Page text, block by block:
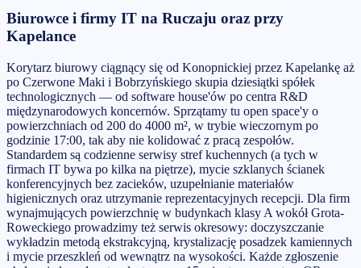
Biurowce i firmy IT na Ruczaju oraz przy
Kapelance
Korytarz biurowy ciągnący się od Konopnickiej przez Kapelankę aż
po Czerwone Maki i Bobrzyńskiego skupia dziesiątki spółek
technologicznych — od software house'ów po centra R&D
międzynarodowych koncernów. Sprzątamy tu open space'y o
powierzchniach od 200 do 4000 m², w trybie wieczornym po
godzinie 17:00, tak aby nie kolidować z pracą zespołów.
Standardem są codzienne serwisy stref kuchennych (a tych w
firmach IT bywa po kilka na piętrze), mycie szklanych ścianek
konferencyjnych bez zacieków, uzupełnianie materiałów
higienicznych oraz utrzymanie reprezentacyjnych recepcji. Dla firm
wynajmujących powierzchnię w budynkach klasy A wokół Grota-
Roweckiego prowadzimy też serwis okresowy: doczyszczanie
wykładzin metodą ekstrakcyjną, krystalizację posadzek kamiennych
i mycie przeszkleń od wewnątrz na wysokości. Każde zgłoszenie